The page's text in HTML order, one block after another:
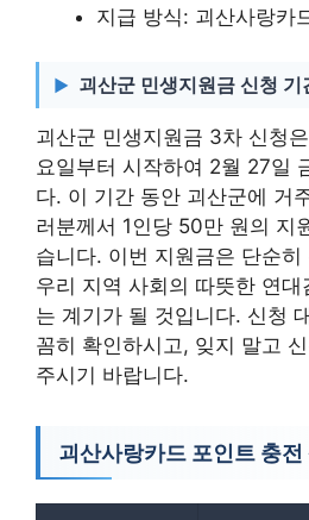
지급 방식: 괴산사랑카
괴산군 민생지원금 신청 기
괴산군 민생지원금 3차 신청
요일부터 시작하여 2월 27일
다. 이 기간 동안 괴산군에 거
러분께서 1인당 50만 원의 지
습니다. 이번 지원금은 단순
우리 지역 사회의 따뜻한 연
는 계기가 될 것입니다. 신청
꼼히 확인하시고, 잊지 말고
주시기 바랍니다.
괴산사랑카드 포인트 충전